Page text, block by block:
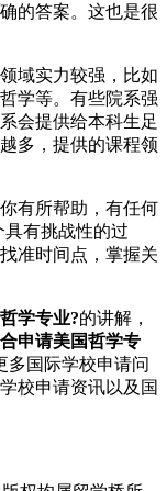
的答案。这也是很
域实力较强，比如
学等。有些院系强
会提供给本科生足
多，提供的课程领
有所帮助，有任何
具有挑战性的过
准时间点，掌握关
学专业?的讲解，
申请美国哲学专
多国际学校申请问
校申请资讯以及国